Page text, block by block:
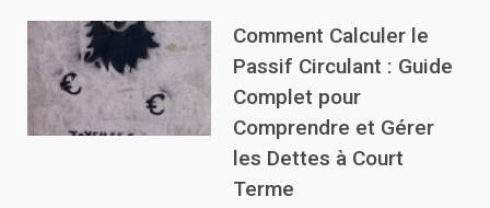
Comment Calculer le
Passif Circulant : Guide
Complet pour
Comprendre et Gérer
les Dettes à Court
Terme